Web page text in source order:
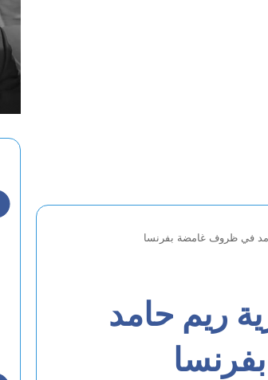
في ظروف غامضة بفرنسا
ريم حامد